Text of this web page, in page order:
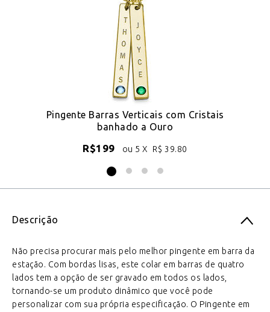
Pingente Barras Verticais com Cristais
banhado a Ouro
R$199 ou 5 X R$ 39.80
Descrição
Não precisa procurar mais pelo melhor pingente em barra da
estação. Com bordas lisas, este colar em barras de quatro
lados tem a opção de ser gravado em todos os lados,
tornando-se um produto dinâmico que você pode
personalizar com sua própria especificação. O Pingente em